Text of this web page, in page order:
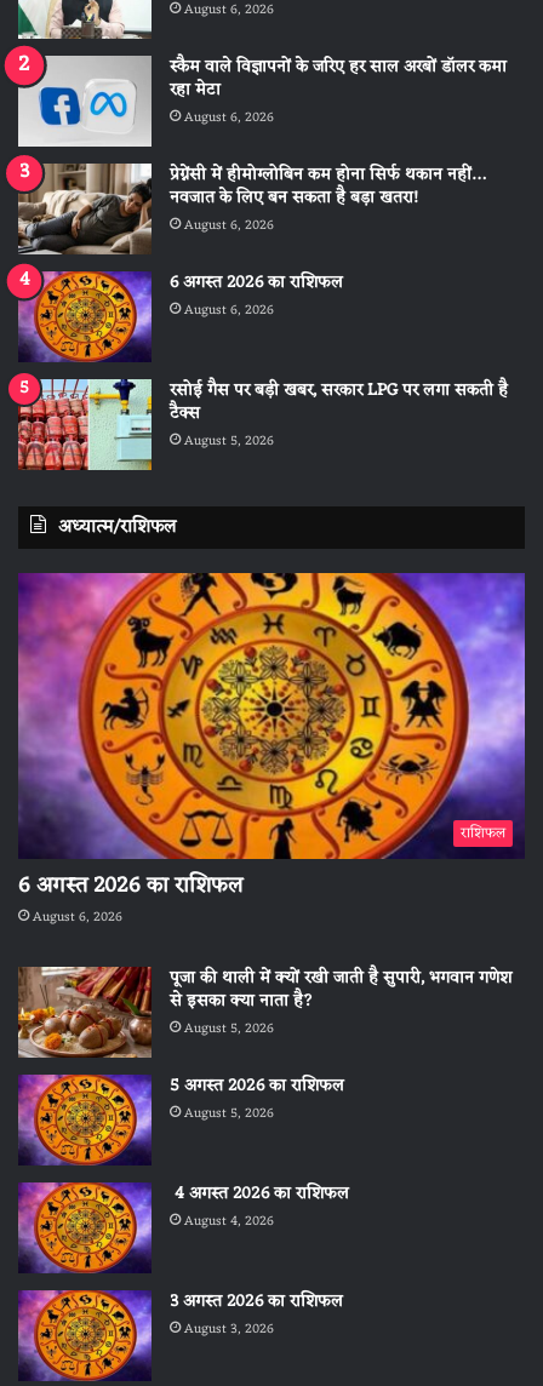
August 6, 2026
स्कैम वाले विज्ञापनों के जरिए हर साल अरबों डॉलर कमा
रहा मेटा
August 6, 2026
प्रेग्नेंसी में हीमोग्लोबिन कम होना सिर्फ थकान नहीं…
नवजात के लिए बन सकता है बड़ा खतरा!
August 6, 2026
6 अगस्त 2026 का राशिफल
August 6, 2026
रसोई गैस पर बड़ी खबर, सरकार LPG पर लगा सकती है
टैक्स
August 5, 2026
अध्यात्म/राशिफल
राशिफल
6 अगस्त 2026 का राशिफल
August 6, 2026
पूजा की थाली में क्यों रखी जाती है सुपारी, भगवान गणेश
से इसका क्या नाता है?
August 5, 2026
5 अगस्त 2026 का राशिफल
August 5, 2026
4 अगस्त 2026 का राशिफल
August 4, 2026
3 अगस्त 2026 का राशिफल
August 3, 2026